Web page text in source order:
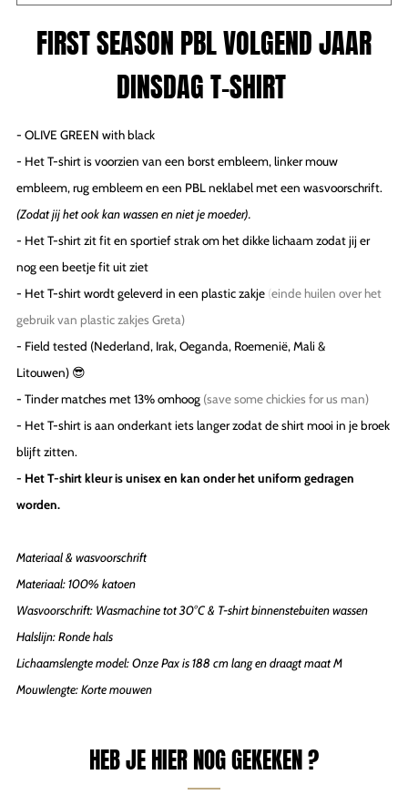
FIRST SEASON PBL VOLGEND JAAR
DINSDAG T-SHIRT
- OLIVE GREEN with black
- Het T-shirt is voorzien van een borst embleem, linker mouw
embleem, rug embleem en een PBL neklabel met een wasvoorschrift.
(Zodat jij het ook kan wassen en niet je moeder).
- Het T-shirt zit fit en sportief strak om het dikke lichaam zodat jij er
nog een beetje fit uit ziet
- Het T-shirt wordt geleverd in een plastic zakje (einde huilen over het
gebruik van plastic zakjes Greta)
- Field tested (Nederland, Irak, Oeganda, Roemenië, Mali &
Litouwen) 😎
- Tinder matches met 13% omhoog (save some chickies for us man)
- Het T-shirt is aan onderkant iets langer zodat de shirt mooi in je broek
blijft zitten.
- Het T-shirt kleur is unisex en kan onder het uniform gedragen
worden.
Materiaal & wasvoorschrift
Materiaal: 100% katoen
Wasvoorschrift: Wasmachine tot 30°C & T-shirt binnenstebuiten wassen
Halslijn: Ronde hals
Lichaamslengte model: Onze Pax is 188 cm lang en draagt maat M
Mouwlengte: Korte mouwen
HEB JE HIER NOG GEKEKEN ?